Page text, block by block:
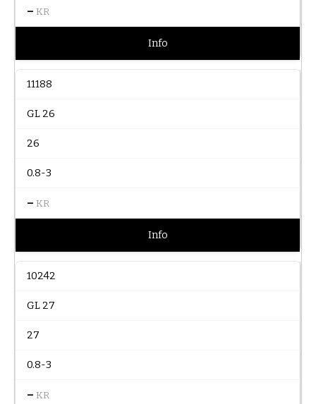
– KR
Info
11188
GL 26
26
0.8-3
– KR
Info
10242
GL 27
27
0.8-3
– KR